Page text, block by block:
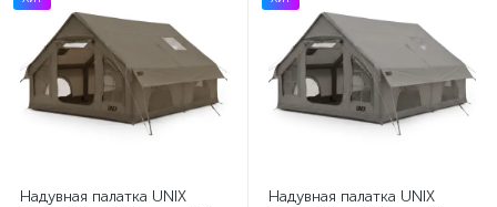
Надувная палатка UNIX
Надувная палатка UNIX